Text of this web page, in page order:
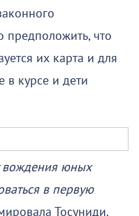
предположить, что
их карта и для
в курсе и дети
вождения юных
в первую
Тосуниди.